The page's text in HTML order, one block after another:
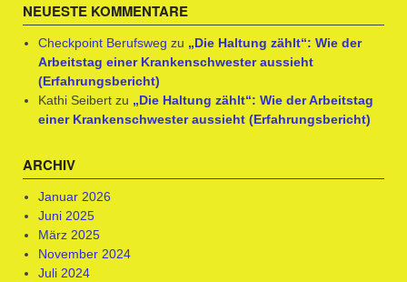
NEUESTE KOMMENTARE
Checkpoint Berufsweg zu „Die Haltung zählt“: Wie der
Arbeitstag einer Krankenschwester aussieht
(Erfahrungsbericht)
Kathi Seibertzu „Die Haltung zählt“: Wie der Arbeitstag
einer Krankenschwester aussieht (Erfahrungsbericht)
ARCHIV
Januar 2026
Juni 2025
März 2025
November 2024
Juli 2024